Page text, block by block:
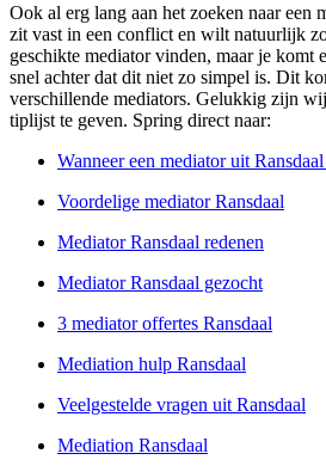
Ook al erg lang aan het zoeken naar een
zit vast in een conflict en wilt natuurlijk
geschikte mediator vinden, maar je komt
snel achter dat dit niet zo simpel is. Dit
verschillende mediators. Gelukkig zijn
tiplijst te geven. Spring direct naar:
Wanneer een mediator uit
Voordelige mediator Ransdaal
Mediator Ransdaal redenen
Mediator Ransdaal gezocht
3 mediator offertes Ransdaal
Mediation hulp Ransdaal
Veelgestelde vragen uit Ransdaal
Mediation Ransdaal